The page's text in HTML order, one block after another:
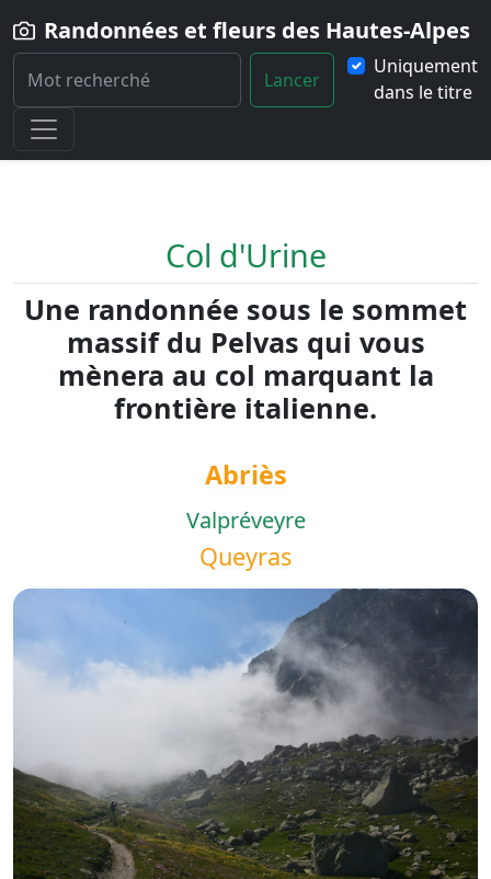
Randonnées et fleurs des Hautes-Alpes
Lancer
Uniquement
dans le titre
Home
Randonnée Col-d-Urine
Col d'Urine
Une randonnée sous le sommet
massif du Pelvas qui vous
mènera au col marquant la
frontière italienne.
Abriès
Valpréveyre
Queyras